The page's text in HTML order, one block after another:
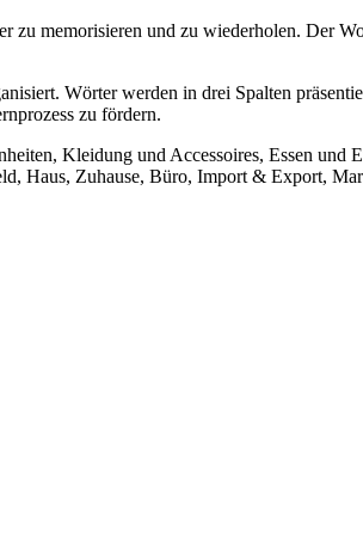
memorisieren und zu wiederholen. Der
Wörter werden in drei Spalten
zu fördern.
Kleidung und Accessoires, Essen und
Haus, Zuhause, Büro, Import & Export,